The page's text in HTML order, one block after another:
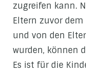
zugreifen kann.
Eltern zuvor
und von den
wurden, können
Es ist für die